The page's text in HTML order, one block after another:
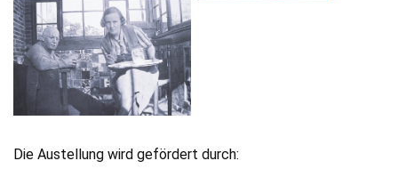
Die Austellung wird gefördert durch: